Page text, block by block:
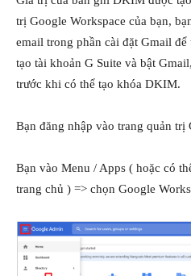
trị Google Workspace của bạn,
email trong phần cài đặt Gmail
tạo tài khoản G Suite và bật
trước khi có thể tạo khóa DKIM.
Bạn đăng nhập vào trang quản trị
Bạn vào Menu / Apps ( hoặc có
trang chủ ) => chọn Google